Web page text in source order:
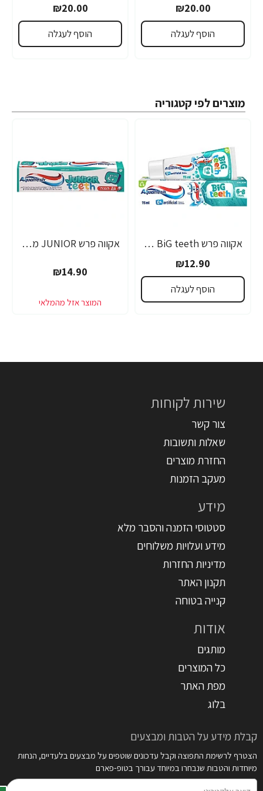
₪20.00
הוסף לעגלה
₪20.00
הוסף לעגלה
מוצרים לפי קטגוריה
אקווה פרש BiG teeth משחת שיניים לילדים לגילאי 6-8 שנים - 50 מ"ל
₪12.90
הוסף לעגלה
אקווה פרש JUNIOR משחת שיניים לילדים +6 - 50 מ"ל
₪14.90
שירות לקוחות
צור קשר
שאלות ותשובות
החזרת מוצרים
מעקב הזמנות
מידע
סטטוסי הזמנה והסבר מלא
מידע ועלויות משלוחים
מדיניות החזרות
תקנון האתר
קנייה בטוחה
אודות
מותגים
כל המוצרים
מפת האתר
בלוג
קבלת מידע על הטבות ומבצעים
הצטרף לרשימת התפוצה וקבל עדכונים שוטפים על מבצעים בלעדיים, הנחות
מיוחדות והטבות שנבחרו במיוחד עבורך בטופ-פארם